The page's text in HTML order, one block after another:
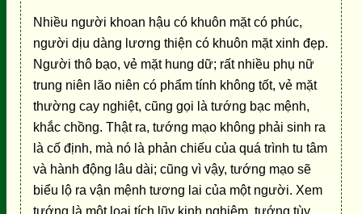
Nhiều người khoan hậu có khuôn mặt có phúc,
người dịu dàng lương thiện có khuôn mặt xinh đẹp.
Người thô bạo, vẻ mặt hung dữ; rất nhiều phụ nữ
trung niên lão niên có phẩm tính không tốt, vẻ mặt
thường cay nghiệt, cũng gọi là tướng bạc mệnh,
khắc chồng. Thật ra, tướng mạo không phải sinh ra
là cố định, mà nó là phản chiếu của quá trình tu tâm
và hành động lâu dài; cũng vì vậy, tướng mạo sẽ
biểu lộ ra vận mệnh tương lai của một người. Xem
tướng là một loại tích lũy kinh nghiệm, tướng tùy